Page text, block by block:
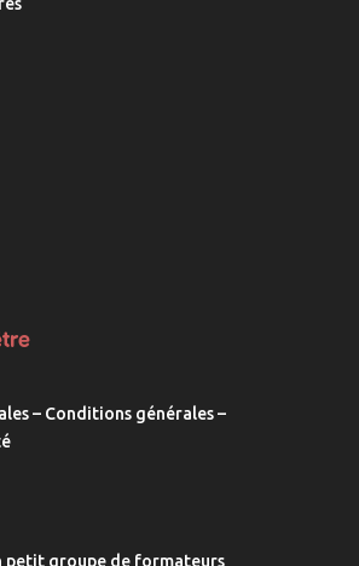
– Conditions générales –
petit groupe de formateurs